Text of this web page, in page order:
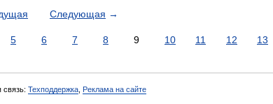
Следующая →
5 6 7 8 9 10 11 12 13
связь: Техподдержка Реклама на сайте